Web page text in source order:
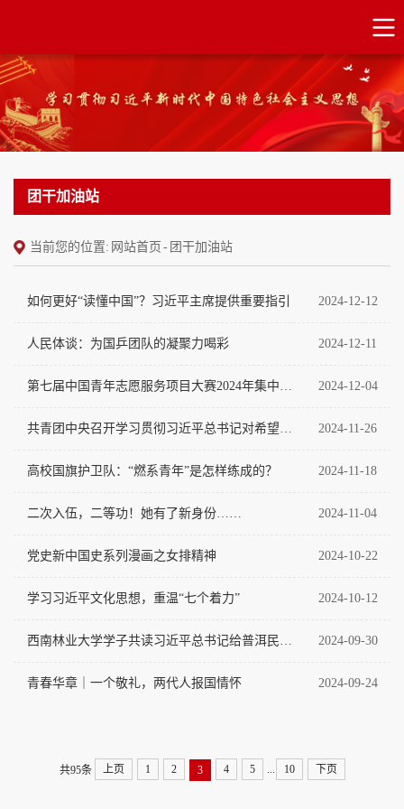
团干加油站
当前您的位置: 网站首页 - 团干加油站
2024-12-12
如何更好“读懂中国”？习近平主席提供重要指引
2024-12-11
人民体谈：为国乒团队的凝聚力喝彩
2024-12-04
2024-11-26
2024-11-18
高校国旗护卫队：“燃系青年”是怎样练成的？
2024-11-04
二次入伍，二等功！她有了新身份……
2024-10-22
党史新中国史系列漫画之女排精神
2024-10-12
学习习近平文化思想，重温“七个着力”
2024-09-30
2024-09-24
青春华章｜一个敬礼，两代人报国情怀
共95条 上页 1 2 3 4 5 ... 10 下页